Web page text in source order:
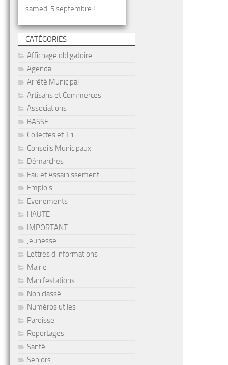
samedi 5 septembre !
CATÉGORIES
Affichage obligatoire
Agenda
Arrêté Municipal
Artisans et Commerces
Associations
BASSE
Collectes et Tri
Conseils Municipaux
Démarches
Eau et Assainissement
Emplois
Evenements
HAUTE
IMPORTANT
Jeunesse
Lettres d'informations
Mairie
Manifestations
Non classé
Numéros utiles
Paroisse
Reportages
Santé
Seniors